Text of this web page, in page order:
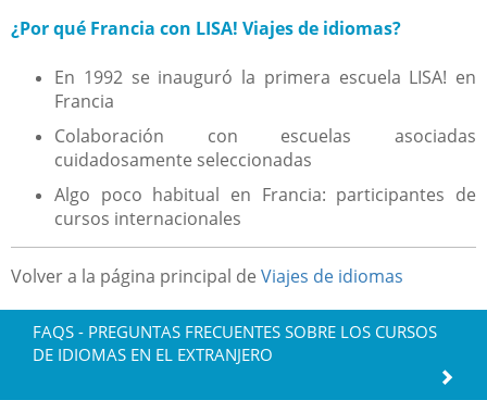
¿Por qué Francia con LISA! Viajes de idiomas?
En 1992 se inauguró la primera escuela LISA! en
Francia
Colaboración con escuelas asociadas
cuidadosamente seleccionadas
Algo poco habitual en Francia: participantes de
cursos internacionales
Volver a la página principal de Viajes de idiomas
FAQS - PREGUNTAS FRECUENTES SOBRE LOS CURSOS
DE IDIOMAS EN EL EXTRANJERO